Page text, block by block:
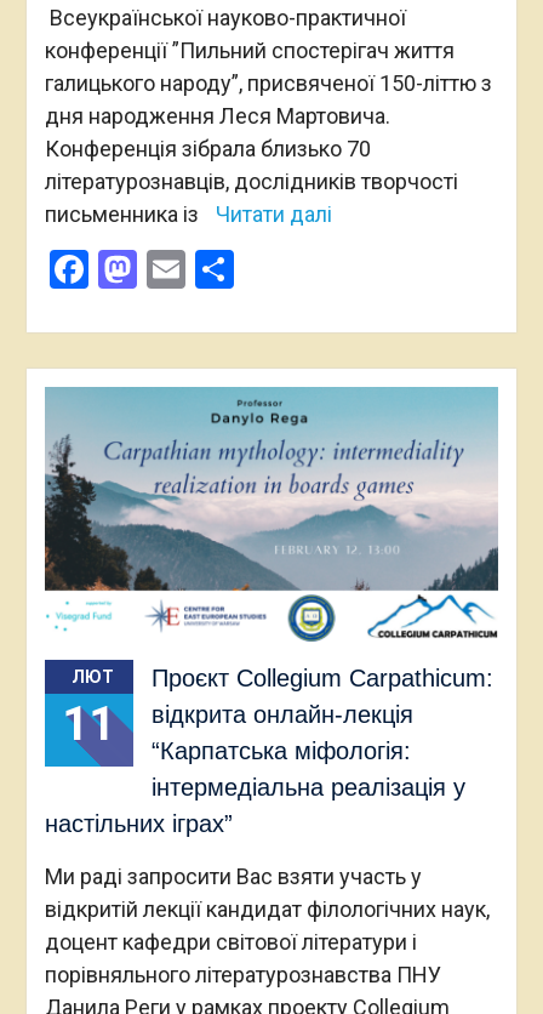
Всеукраїнської науково-практичної
конференції ”Пильний спостерігач життя
галицького народу”, присвяченої 150-літтю з
дня народження Леся Мартовича.
Конференція зібрала близько 70
літературознавців, дослідників творчості
письменника із
Читати далі
Facebook
Mastodon
EmailПоділитися
ЛЮТ
11
Проєкт Collegium Carpathicum:
відкрита онлайн-лекція
“Карпатська міфологія:
інтермедіальна реалізація у
настільних іграх”
Ми раді запросити Вас взяти участь у
відкритій лекції кандидат філологічних наук,
доцент кафедри світової літератури і
порівняльного літературознавства ПНУ
Данила Реги у рамках проекту Collegium